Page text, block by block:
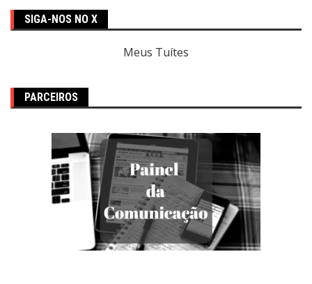
SIGA-NOS NO X
Meus Tuítes
PARCEIROS